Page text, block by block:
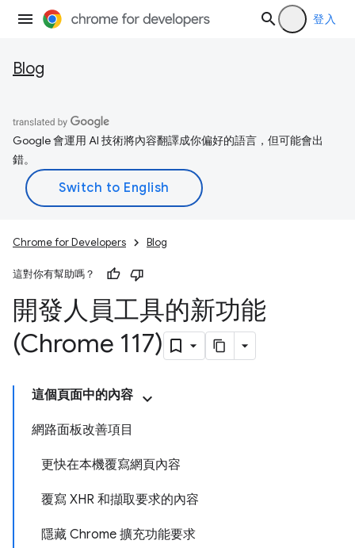
登入
Blog
Google 會運用 AI 技術將內容翻譯成你偏好的語言，但可能會出
錯。
Chrome for Developers Blog
這對你有幫助嗎？
開發人員工具的新功能
(Chrome 117)
這個頁面中的內容
網路面板改善項目
更快在本機覆寫網頁內容
覆寫 XHR 和擷取要求的內容
隱藏 Chrome 擴充功能要求